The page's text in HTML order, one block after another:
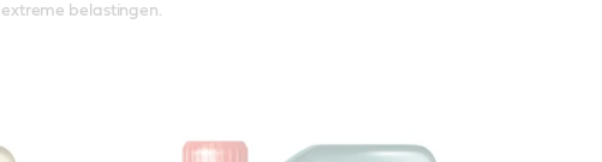
extreme belastingen.